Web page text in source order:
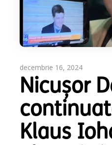
decembrie 16, 2024
Nicușor
Klaus